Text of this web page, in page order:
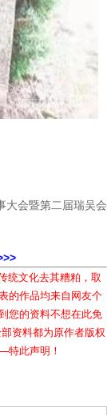
大会暨第二届瑞吴会
统文化去其糟粕，取
的作品均来自网友个
您的资料不想在此免
资料都为原作者版权
特此声明！